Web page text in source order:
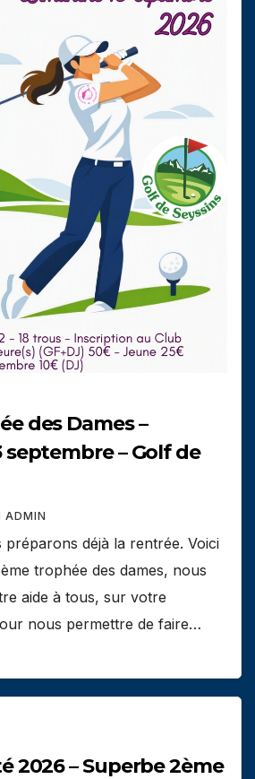
des Dames –
septembre – Golf de
ADMIN
préparons déjà la rentrée. Voici
trophée des dames, nous
aide à tous, sur votre
nous permettre de faire…
2026 – Superbe 2ème